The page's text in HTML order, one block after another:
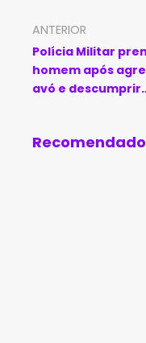
ANTERIOR
Polícia Militar
homem após
avó e descumprir
Recomendado